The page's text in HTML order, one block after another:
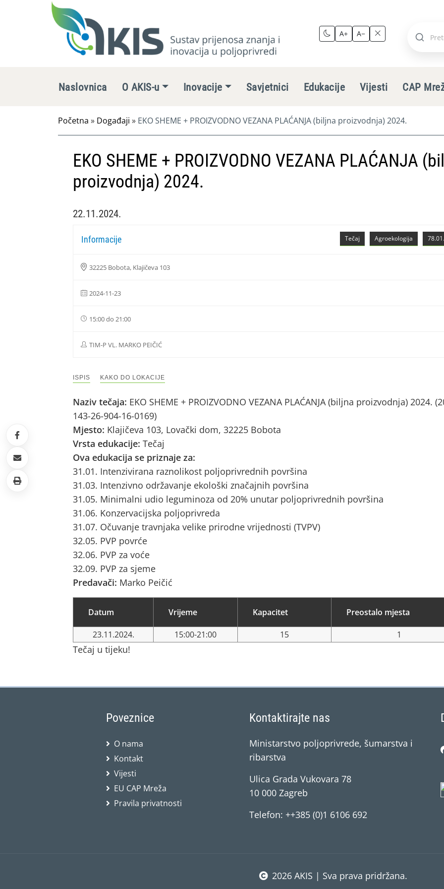
A+ A−
Pretraži
Naslovnica O AKIS-u Inovacije Savjetnici Edukacije Vijesti CAP
Početna » Događaji » EKO SHEME + PROIZVODNO VEZANA PLAĆANJA (biljna proizvodnja) 2024.
EKO SHEME + PROIZVODNO VEZANA PLAĆANJA
proizvodnja) 2024.
22.11.2024.
Agroekologija
Tečaj
Informacije
32225 Bobota, Klajičeva 103
2024-11-23
15:00 do 21:00
TIM-P VL. MARKO PEIČIĆ
ISPIS KAKO DO LOKACIJE
Naziv tečaja: EKO SHEME + PROIZVODNO VEZANA PLAĆANJA (biljna proizvodnja) 2024.
143-26-904-16-0169)
Mjesto: Klajičeva 103, Lovački dom, 32225 Bobota
Vrsta edukacije: Tečaj
Ova edukacija se priznaje za:
31.01. Intenzivirana raznolikost poljoprivrednih površina
31.03. Intenzivno održavanje ekološki značajnih površina
31.05. Minimalni udio leguminoza od 20% unutar poljoprivrednih površina
31.06. Konzervacijska poljoprivreda
31.07. Očuvanje travnjaka velike prirodne vrijednosti (TVPV)
32.05. PVP povrće
32.06. PVP za voće
32.09. PVP za sjeme
Predavači: Marko Peičić
Datum Vrijeme Kapacitet Preostalo mjesta
23.11.2024. 15:00-21:00 15 1
Tečaj u tijeku!
Poveznice
O nama
Kontakt
Vijesti
EU CAP Mreža
Pravila privatnosti
Kontaktirajte nas
Ministarstvo poljoprivrede, šumarstva i
ribarstva
Ulica Grada Vukovara 78
10 000 Zagreb
Telefon: ++385 (0)1 6106 692
2026 AKIS | Sva prava pridržana.